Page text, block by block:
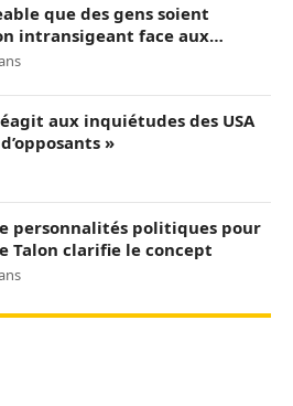
que des gens soient
intransigeant face aux
»
aux inquiétudes des USA
»
personnalités politiques pour
Talon clarifie le concept